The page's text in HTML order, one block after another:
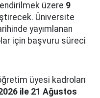
üzere 9
Üniversite
yayımlanan
için başvuru süreci
üyesi kadroları
ile 21 Ağustos